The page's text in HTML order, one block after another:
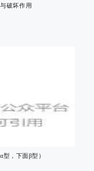
破坏作用
，下面β型）